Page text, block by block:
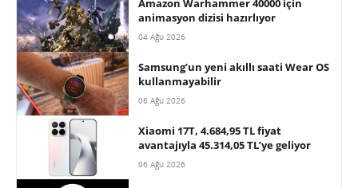
Amazon Warhammer 40000 için
animasyon dizisi hazırlıyor
04 Ağu 2026
Samsung’un yeni akıllı saati Wear OS
kullanmayabilir
06 Ağu 2026
Xiaomi 17T, 4.684,95 TL fiyat
avantajıyla 45.314,05 TL’ye geliyor
06 Ağu 2026